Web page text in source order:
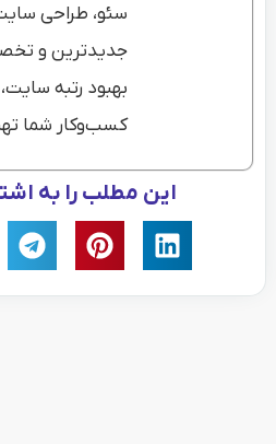
سئو، طراحی
جدیدترین و
بهبود رتبه
کسب‌وکار شما
این مطلب را به